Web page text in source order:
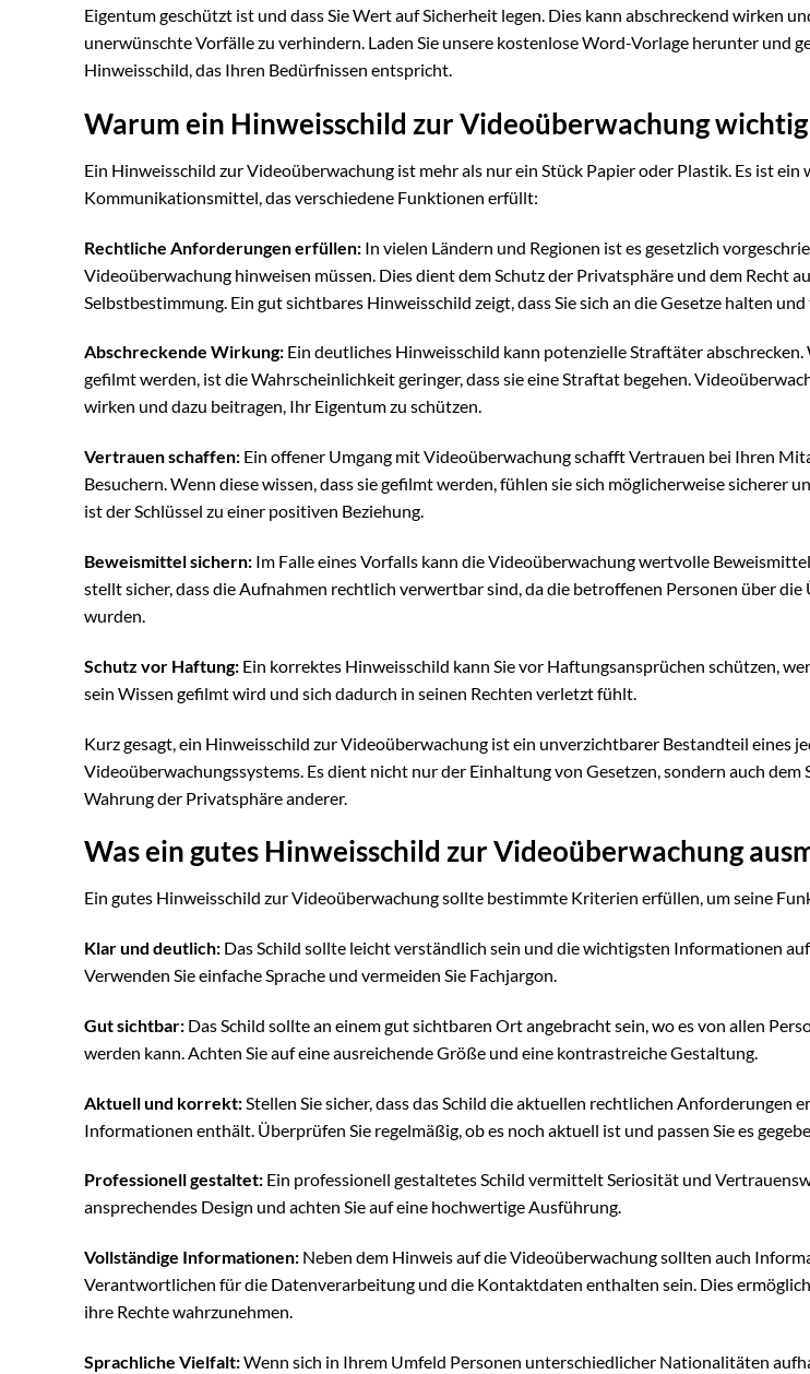
Eigentum geschützt ist und dass Sie Wert auf Sicherheit legen. Dies kann abschreckend wirken
unerwünschte Vorfälle zu verhindern. Laden Sie unsere kostenlose Word-Vorlage herunter und
Hinweisschild, das Ihren Bedürfnissen entspricht.
Warum ein Hinweisschild zur Videoüberwachung
Ein Hinweisschild zur Videoüberwachung ist mehr als nur ein Stück Papier oder Plastik. Es ist ein
Kommunikationsmittel, das verschiedene Funktionen erfüllt:
Rechtliche Anforderungen erfüllen: In vielen Ländern und Regionen ist es gesetzlich
Videoüberwachung hinweisen müssen. Dies dient dem Schutz der Privatsphäre und dem Recht
Selbstbestimmung. Ein gut sichtbares Hinweisschild zeigt, dass Sie sich an die Gesetze halten
Abschreckende Wirkung: Ein deutliches Hinweisschild kann potenzielle Straftäter abschrecken.
gefilmt werden, ist die Wahrscheinlichkeit geringer, dass sie eine Straftat begehen.
wirken und dazu beitragen, Ihr Eigentum zu schützen.
Vertrauen schaffen: Ein offener Umgang mit Videoüberwachung schafft Vertrauen bei Ihren
Besuchern. Wenn diese wissen, dass sie gefilmt werden, fühlen sie sich möglicherweise sicherer
ist der Schlüssel zu einer positiven Beziehung.
Beweismittel sichern: Im Falle eines Vorfalls kann die Videoüberwachung wertvolle
stellt sicher, dass die Aufnahmen rechtlich verwertbar sind, da die betroffenen Personen über
wurden.
Schutz vor Haftung: Ein korrektes Hinweisschild kann Sie vor Haftungsansprüchen schützen,
sein Wissen gefilmt wird und sich dadurch in seinen Rechten verletzt fühlt.
Kurz gesagt, ein Hinweisschild zur Videoüberwachung ist ein unverzichtbarer Bestandteil eines
Videoüberwachungssystems. Es dient nicht nur der Einhaltung von Gesetzen, sondern auch dem
Wahrung der Privatsphäre anderer.
Was ein gutes Hinweisschild zur Videoüberwachung
Ein gutes Hinweisschild zur Videoüberwachung sollte bestimmte Kriterien erfüllen, um seine
Klar und deutlich: Das Schild sollte leicht verständlich sein und die wichtigsten Informationen
Verwenden Sie einfache Sprache und vermeiden Sie Fachjargon.
Gut sichtbar: Das Schild sollte an einem gut sichtbaren Ort angebracht sein, wo es von allen
werden kann. Achten Sie auf eine ausreichende Größe und eine kontrastreiche Gestaltung.
Aktuell und korrekt: Stellen Sie sicher, dass das Schild die aktuellen rechtlichen Anforderungen
Informationen enthält. Überprüfen Sie regelmäßig, ob es noch aktuell ist und passen Sie es
Professionell gestaltet: Ein professionell gestaltetes Schild vermittelt Seriosität und
ansprechendes Design und achten Sie auf eine hochwertige Ausführung.
Vollständige Informationen: Neben dem Hinweis auf die Videoüberwachung sollten auch
Verantwortlichen für die Datenverarbeitung und die Kontaktdaten enthalten sein. Dies
ihre Rechte wahrzunehmen.
Sprachliche Vielfalt:Wenn sich in Ihrem Umfeld Personen unterschiedlicher Nationalitäten